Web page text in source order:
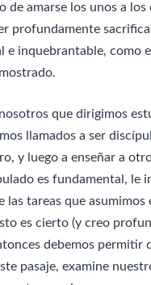
de amarse los unos a los
profundamente
e inquebrantable, como
que dirigimos
llamados a ser
y luego a enseñar a
es fundamental, le
las tareas que asumimos
es cierto (y creo
debemos permitir
pasaje, examine